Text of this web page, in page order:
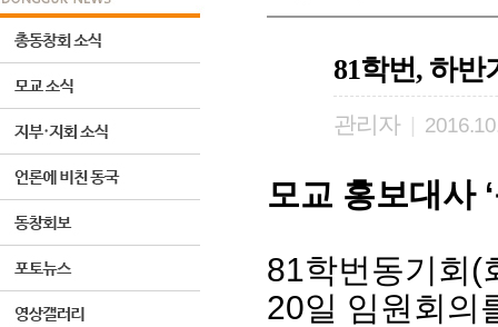
81학번, 하반
관리자
모교 홍보대사
81학번동기회(
20일 임원회의